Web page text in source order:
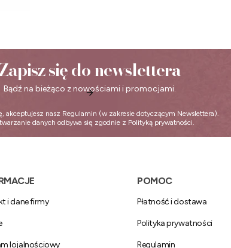
się do newslettera
Bądź na bieżąco z nowościami i promocjami.
akceptujesz nasz Regulamin (w zakresie dotyczącym Newslettera).
danych odbywa się zgodnie z Polityką prywatności.
w stopce
i dane firmy
lojalnościowy
POMOC
Płatność i dostawa
Polityka prywatności
Regulamin